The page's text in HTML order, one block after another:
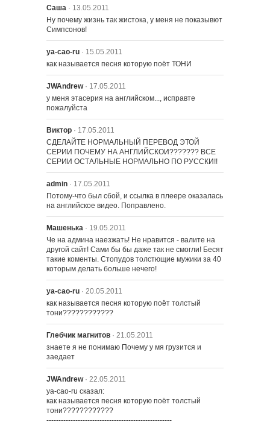
Саша · 13.05.2011
Ну почему жизнь так жистока, у меня не показывют
Симпсонов!
ya-cao-ru · 15.05.2011
как называется песня которую поёт ТОНИ
JWAndrew· 17.05.2011
у меня этасерия на английском..., исправте
пожалуйста
Виктор · 17.05.2011
СДЕЛАЙТЕ НОРМАЛЬНЫЙ ПЕРЕВОД ЭТОЙ
СЕРИИ ПОЧЕМУ НА АНГЛИЙСКОИ??????? ВСЕ
СЕРИИ ОСТАЛЬНЫЕ НОРМАЛЬНО ПО РУССКИ!!
admin · 17.05.2011
Потому-что был сбой, и ссылка в плеере оказалась
на английское видео. Поправлено.
Машенька · 19.05.2011
Че на админа наезжать! Не нравится - валите на
другой сайт! Сами бы бы даже так не смогли! Бесят
такие коменты. Стопудов толстющие мужики за 40
которым делать больше нечего!
ya-cao-ru · 20.05.2011
как называется песня которую поёт толстый
тони????????????
Глебчик магнитов · 21.05.2011
знаете я не понимаю Почему у мя грузится и
заедает
JWAndrew· 22.05.2011
ya-cao-ru сказал:
как называется песня которую поёт толстый
тони????????????
----------------------------------------------------